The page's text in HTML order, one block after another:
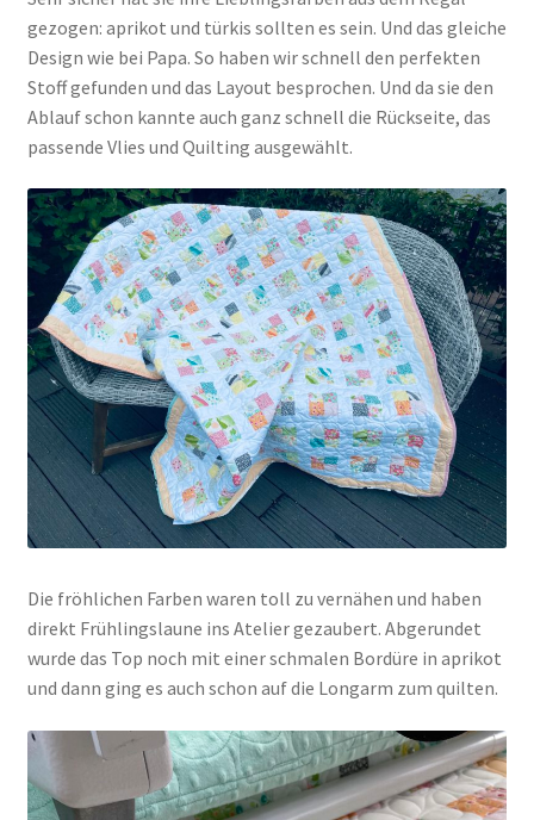
gezogen: aprikot und türkis sollten es sein. Und das gleiche
Design wie bei Papa. So haben wir schnell den perfekten
Stoff gefunden und das Layout besprochen. Und da sie den
Ablauf schon kannte auch ganz schnell die Rückseite, das
passende Vlies und Quilting ausgewählt.
Die fröhlichen Farben waren toll zu vernähen und haben
direkt Frühlingslaune ins Atelier gezaubert. Abgerundet
wurde das Top noch mit einer schmalen Bordüre in aprikot
und dann ging es auch schon auf die Longarm zum quilten.